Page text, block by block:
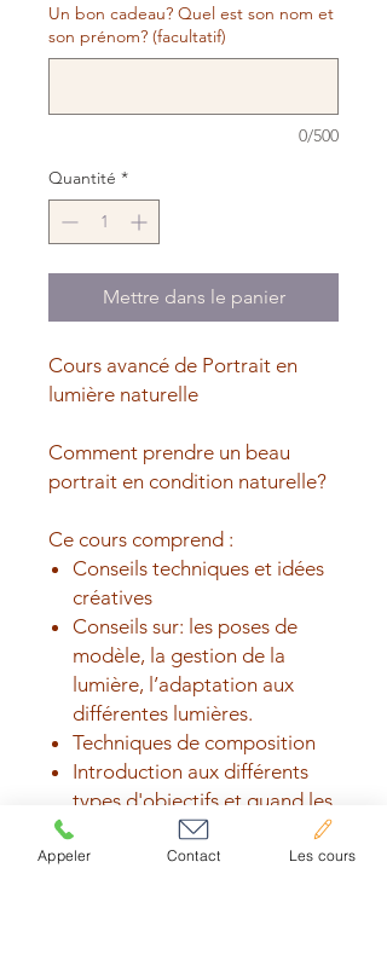
Un bon cadeau? Quel est son nom et
son prénom? (facultatif)
0/500
Quantité *
Mettre dans le panier
Cours avancé de Portrait en
lumière naturelle
Comment prendre un beau
portrait en condition naturelle?
Ce cours comprend :
Conseils techniques et idées
créatives
Conseils sur: les poses de
modèle, la gestion de la
lumière, l’adaptation aux
différentes lumières.
Techniques de composition
Introduction aux différents
types d'objectifs et quand les
utiliser
Des réponses aux questions:
Appeler Contact Les cours